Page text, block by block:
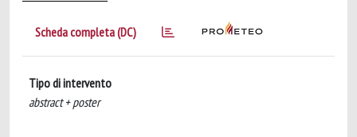
Scheda completa (DC)
Tipo di intervento
abstract + poster